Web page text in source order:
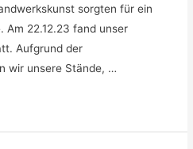
sorgten für ein
Am 22.12.23 fand unser
Aufgrund der
wir unsere Stände, …